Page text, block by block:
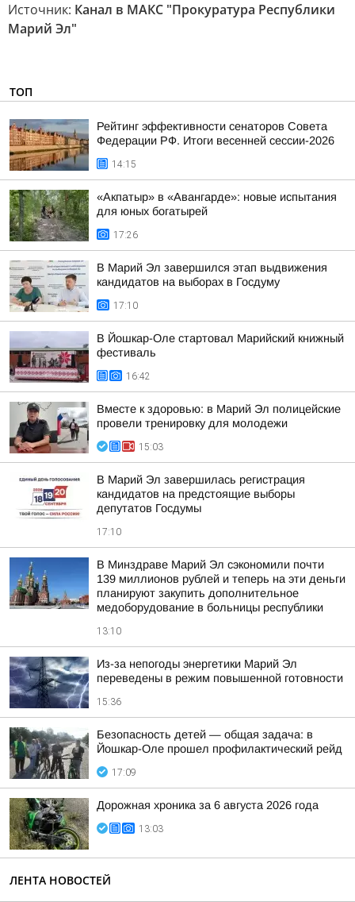
Источник: Канал в МАКС "Прокуратура Республики
Марий Эл"
ТОП
Рейтинг эффективности сенаторов Совета
Федерации РФ. Итоги весенней сессии-2026
14:15
«Акпатыр» в «Авангарде»: новые испытания
для юных богатырей
17:26
В Марий Эл завершился этап выдвижения
кандидатов на выборах в Госдуму
17:10
В Йошкар-Оле стартовал Марийский книжный
фестиваль
16:42
Вместе к здоровью: в Марий Эл полицейские
провели тренировку для молодежи
15:03
В Марий Эл завершилась регистрация
кандидатов на предстоящие выборы
депутатов Госдумы
17:10
В Минздраве Марий Эл сэкономили почти
139 миллионов рублей и теперь на эти деньги
планируют закупить дополнительное
медоборудование в больницы республики
13:10
Из-за непогоды энергетики Марий Эл
переведены в режим повышенной готовности
15:36
Безопасность детей — общая задача: в
Йошкар-Оле прошел профилактический рейд
17:09
Дорожная хроника за 6 августа 2026 года
13:03
ЛЕНТА НОВОСТЕЙ